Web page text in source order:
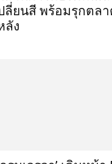
ลี่ยนสี พร้อมรุกตลา
ลัง